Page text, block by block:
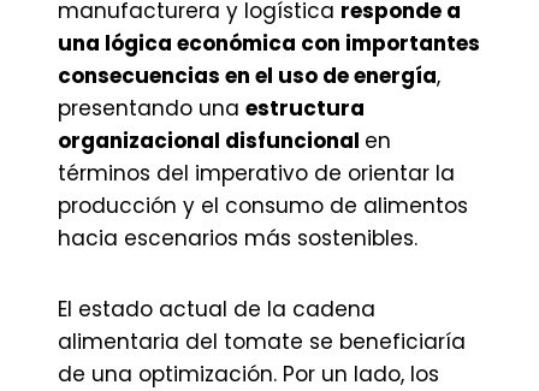
manufacturera y logística responde a
una lógica económica con importantes
consecuencias en el uso de energía,
presentando una estructura
organizacional disfuncional en
términos del imperativo de orientar la
producción y el consumo de alimentos
hacia escenarios más sostenibles.
El estado actual de la cadena
alimentaria del tomate se beneficiaría
de una optimización. Por un lado, los